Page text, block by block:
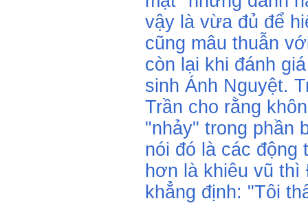
vậy là vừa đủ để
cũng mâu thuẫn
còn lại khi đánh
sinh Ánh Nguyệt.
Trần cho rằng
"nhảy" trong phần
nói đó là các động
hơn là khiêu vũ
khẳng định: "Tôi